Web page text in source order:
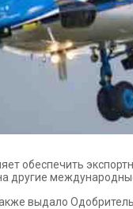
обеспечить
другие
выдало